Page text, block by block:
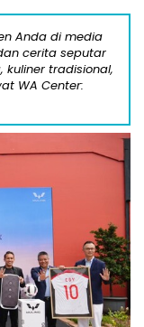
Anda di media
cerita seputar
tradisional,
WA Center: